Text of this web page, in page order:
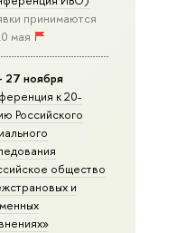
принимаются
мая
27 ноября
к 20-
Российского
общество
и